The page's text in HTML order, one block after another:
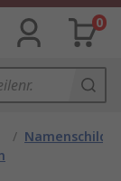
0
/ Namenschilder